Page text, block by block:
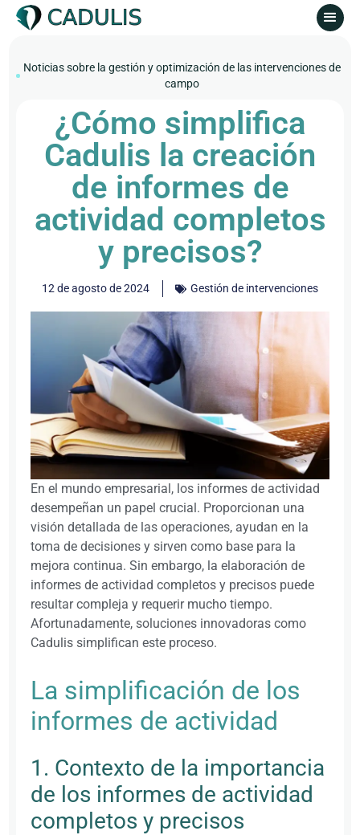
Noticias sobre la gestión y optimización de las intervenciones de
campo
¿Cómo simplifica
Cadulis la creación
de informes de
actividad completos
y precisos?
12 de agosto de 2024 Gestión de intervenciones
En el mundo empresarial, los informes de actividad
desempeñan un papel crucial. Proporcionan una
visión detallada de las operaciones, ayudan en la
toma de decisiones y sirven como base para la
mejora continua. Sin embargo, la elaboración de
informes de actividad completos y precisos puede
resultar compleja y requerir mucho tiempo.
Afortunadamente, soluciones innovadoras como
Cadulis simplifican este proceso.
La simplificación de los
informes de actividad
1. Contexto de la importancia
de los informes de actividad
completos y precisos